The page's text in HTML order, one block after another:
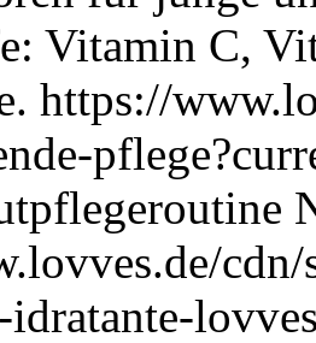
Vitamin C,
https://
idratante-